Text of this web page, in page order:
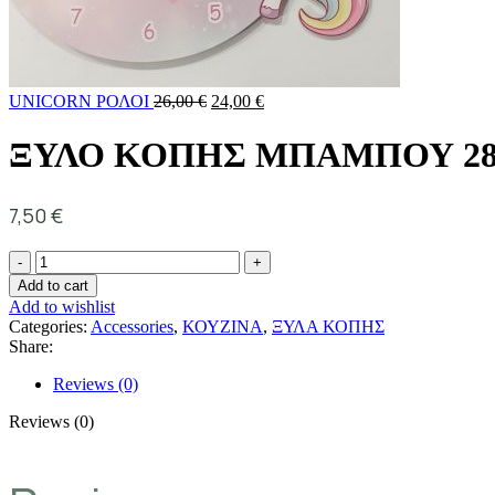
UNICORN ΡΟΛΟΙ 26,00€ 24,00 €
ΞΥΛΟ ΚΟΠΗΣ ΜΠΑΜΠΟΥ
7,50 €
Add to cart
Add to wishlist
Categories: Accessories, ΚΟΥΖΙΝΑ, ΞΥΛΑ ΚΟΠΗΣ
Share:
Reviews (0)
Reviews (0)